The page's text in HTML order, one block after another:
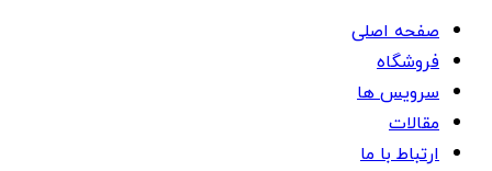
صفحه اصلی
فروشگاه
سرویس ها
مقالات
ارتباط با ما